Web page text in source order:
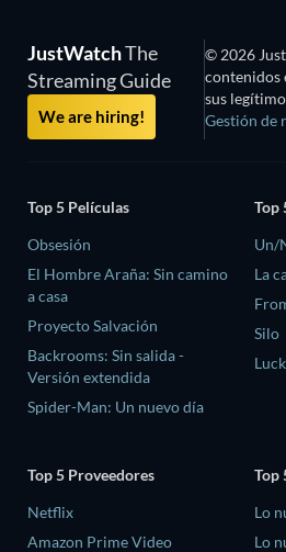
JustWatchThe
Streaming Guide
We are hiring!
© 2026
contenidos
sus
Gestión de
Top 5 Películas
Obsesión
El Hombre Araña: Sin camino
a casa
Proyecto Salvación
Backrooms: Sin salida -
Versión extendida
Spider-Man: Un nuevo día
Top
Un/
La
Silo
Top 5 Proveedores
Netflix
Amazon Prime Video
Top
Lo
Lo